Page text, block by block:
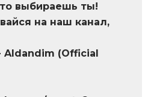
выбираешь ты!
на наш канал,
Aldandim (Official